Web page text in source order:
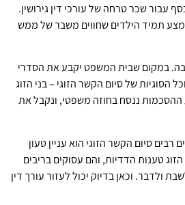
עבור שכר טרחה של עורכי דין גירושין.
תמיד הילדים שחווים משבר של ממש
במקום שבית המשפט יקבע את הסדרי
הסוגיות של סיום הקשר הזוגי – בני הזוג
ההסכמות ננסח בחוזה משפטי, ונקבל את
סיום הקשר הזוגי הוא עניין טעון
טענות הדדיות, והם עסוקים בריבים
ולדבר. וכאן בדיוק יכול לעזור עורך דין